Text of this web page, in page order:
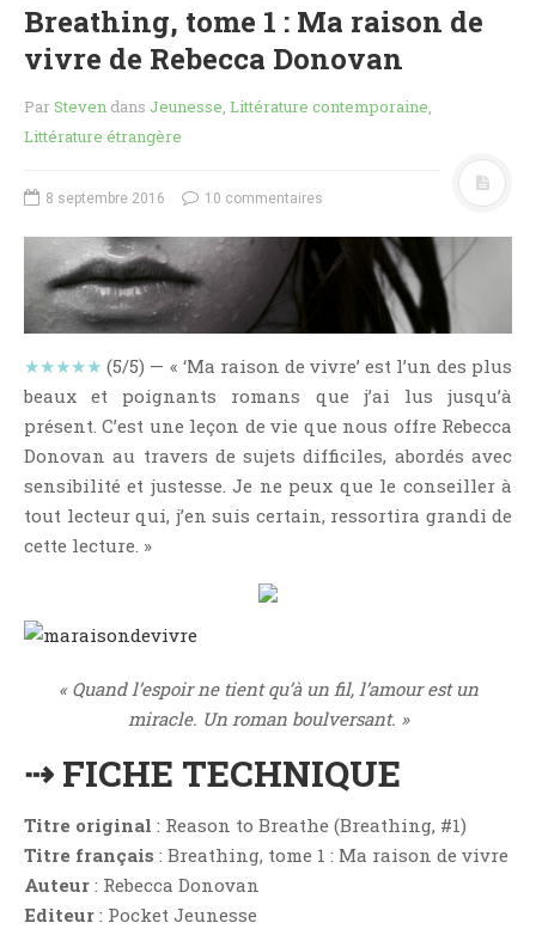
STEVEN
MES FUTURES
MES CRITIQUES
MES ARTICLES
NOS VIDÉOS
RENDEZ-VOUS LIVRESQUES
SWAPS & CHALLENGES
LES TAGS
QUI SOMMES-NOUS ?
CONCOURS
CONTACT
Articles D'Erika
Articles De Marion
Articles De Nadège
Aventure
Bande Dessinée
Bibliothèque De A À Z
Bilan
Breathing, tome 1 : Ma raison de
vivre de Rebecca Donovan
ParSteven dans Jeunesse, Littérature contemporaine,
Littérature étrangère
8 septembre 2016 10 commentaires
★★★★★ (5/5) — « ‘Ma raison de vivre’ est l’un des plus
beaux et poignants romans que j’ai lus jusqu’à
présent. C’est une leçon de vie que nous offre Rebecca
Donovan au travers de sujets difficiles, abordés avec
sensibilité et justesse. Je ne peux que le conseiller à
tout lecteur qui, j’en suis certain, ressortira grandi de
cette lecture. »
« Quand l’espoir ne tient qu’à un fil, l’amour est un
miracle. Un roman boulversant. »
⇢ FICHE TECHNIQUE
Titre original : Reason to Breathe (Breathing, #1)
Titre français : Breathing, tome 1 : Ma raison de vivre
Auteur : Rebecca Donovan
Editeur : Pocket Jeunesse